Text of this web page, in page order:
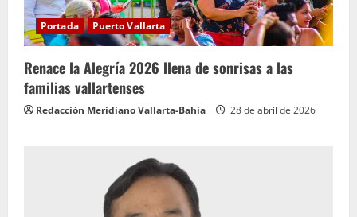
Portada Puerto Vallarta
Renace la Alegría 2026 llena de sonrisas a las
familias vallartenses
Redacción Meridiano Vallarta-Bahía 28 de abril de 2026